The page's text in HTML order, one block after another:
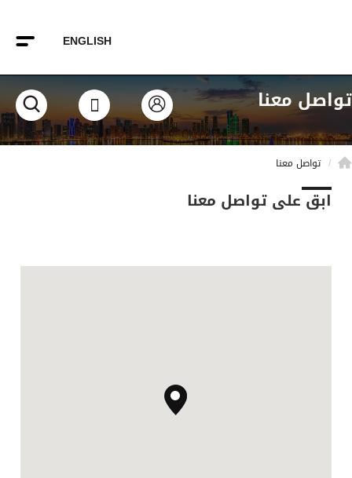
ENGLISH
تواصل معنا
تواصل معنا
ابق على تواصل معنا